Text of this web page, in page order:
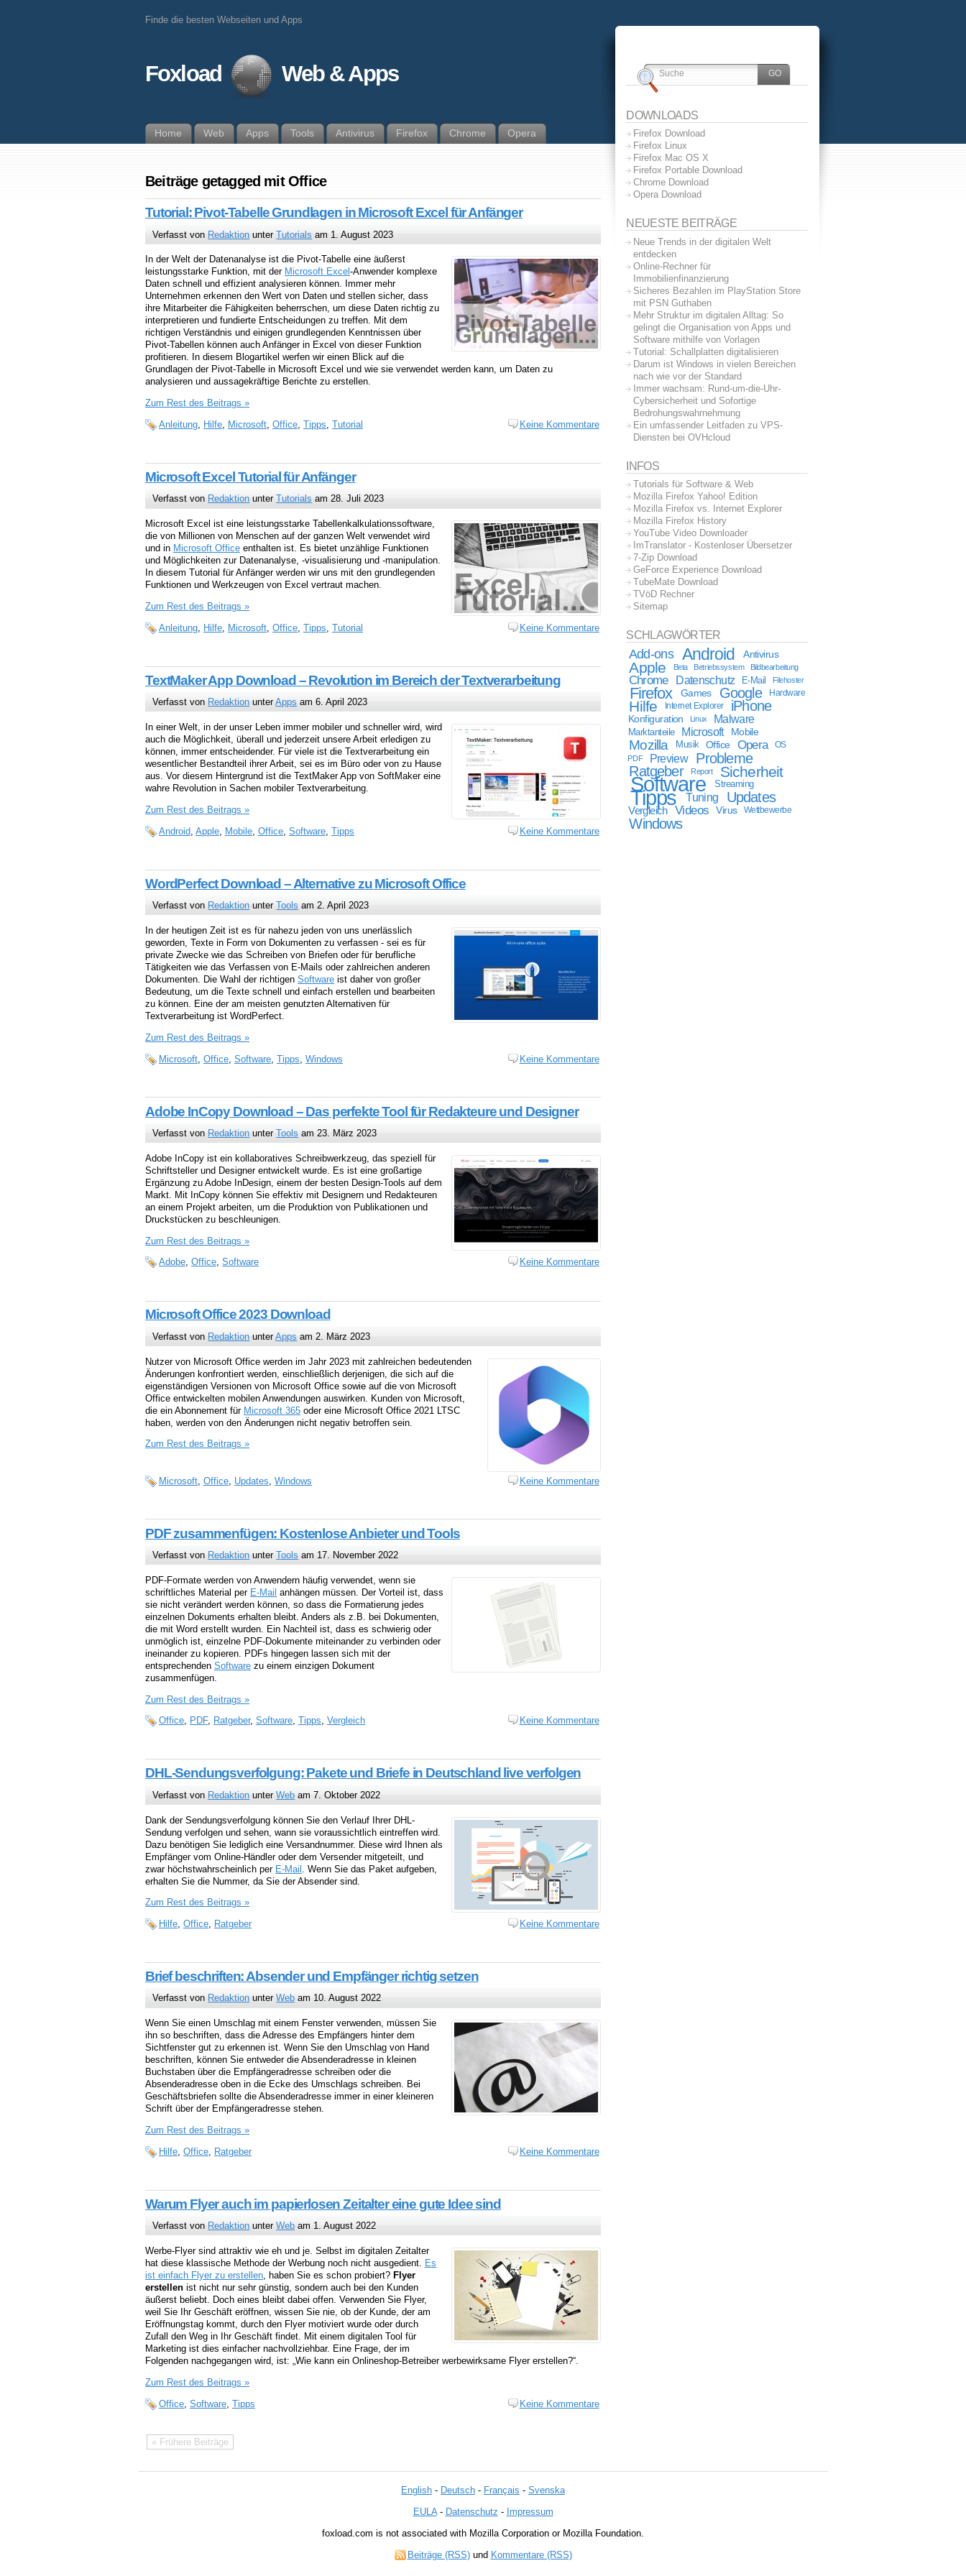
Finde die besten Webseiten und Apps
Foxload Web & Apps
Home Web Apps Tools Antivirus Firefox Chrome Opera
Beiträge getagged mit Office
Tutorial: Pivot-Tabelle Grundlagen in Microsoft Excel für Anfänger
Verfasst von Redaktion unterTutorials am 1. August 2023
In der Welt der Datenanalyse ist die Pivot-Tabelle eine äußerst
leistungsstarke Funktion, mit der Microsoft Excel -Anwender komplexe
Daten schnell und effizient analysieren können. Immer mehr
Unternehmen erkennen den Wert von Daten und stellen sicher, dass
ihre Mitarbeiter die Fähigkeiten beherrschen, um diese Daten richtig zu
interpretieren und fundierte Entscheidungen zu treffen. Mit dem
richtigen Verständnis und einigen grundlegenden Kenntnissen über
Pivot-Tabellen können auch Anfänger in Excel von dieser Funktion
profitieren. In diesem Blogartikel werfen wir einen Blick auf die
Grundlagen der Pivot-Tabelle in Microsoft Excel und wie sie verwendet werden kann, um Daten zu
analysieren und aussagekräftige Berichte zu erstellen.
Zum Rest des Beitrags »
Anleitung, Hilfe, Microsoft, Office, Tipps, Tutorial Keine Kommentare
Microsoft Excel Tutorial für Anfänger
Verfasst von Redaktion unterTutorials am 28. Juli 2023
Microsoft Excel ist eine leistungsstarke Tabellenkalkulationssoftware,
die von Millionen von Menschen auf der ganzen Welt verwendet wird
und in Microsoft Office enthalten ist. Es bietet unzählige Funktionen
und Möglichkeiten zur Datenanalyse, -visualisierung und -manipulation.
In diesem Tutorial für Anfänger werden wir uns mit den grundlegenden
Funktionen und Werkzeugen von Excel vertraut machen.
Zum Rest des Beitrags »
Anleitung
Hilfe Microsoft Office Tipps Tutorial Keine Kommentare
TextMaker App Download – Revolution im Bereich der Textverarbeitung
Verfasst von Redaktion unterApps am 6. April 2023
In einer Welt, in der unser Leben immer mobiler und schneller wird, wird
auch die Möglichkeit, überall und jederzeit unsere Arbeit erledigen zu
können, immer entscheidender. Für viele ist die Textverarbeitung ein
wesentlicher Bestandteil ihrer Arbeit, sei es im Büro oder von zu Hause
aus. Vor diesem Hintergrund ist die TextMaker App von SoftMaker eine
wahre Revolution in Sachen mobiler Textverarbeitung.
Zum Rest des Beitrags »
Android Apple Mobile Office Software Tipps Keine Kommentare
WordPerfect Download – Alternative zu Microsoft Office
Verfasst von Redaktion unterTools am 2. April 2023
In der heutigen Zeit ist es für nahezu jeden von uns unerlässlich
geworden, Texte in Form von Dokumenten zu verfassen - sei es für
private Zwecke wie das Schreiben von Briefen oder für berufliche
Tätigkeiten wie das Verfassen von E-Mails oder zahlreichen anderen
Dokumenten. Die Wahl der richtigen Software ist daher von großer
Bedeutung, um die Texte schnell und einfach erstellen und bearbeiten
zu können. Eine der am meisten genutzten Alternativen für
Textverarbeitung ist WordPerfect.
Zum Rest des Beitrags »
Microsoft Office Software Tipps Windows Keine Kommentare
Adobe InCopy Download – Das perfekte Tool für Redakteure und Designer
Verfasst von Redaktion unterTools am 23. März 2023
Adobe InCopy ist ein kollaboratives Schreibwerkzeug, das speziell für
Schriftsteller und Designer entwickelt wurde. Es ist eine großartige
Ergänzung zu Adobe InDesign, einem der besten Design-Tools auf dem
Markt. Mit InCopy können Sie effektiv mit Designern und Redakteuren
an einem Projekt arbeiten, um die Produktion von Publikationen und
Druckstücken zu beschleunigen.
Zum Rest des Beitrags »
Adobe, Office, Software Keine Kommentare
Microsoft Office 2023 Download
Verfasst von Redaktion unterApps am 2. März 2023
Nutzer von Microsoft Office werden im Jahr 2023 mit zahlreichen bedeutenden
Änderungen konfrontiert werden, einschließlich derjenigen, die sich auf die
eigenständigen Versionen von Microsoft Office sowie auf die von Microsoft
Office entwickelten mobilen Anwendungen auswirken. Kunden von Microsoft,
die ein Abonnement für Microsoft 365 oder eine Microsoft Office 2021 LTSC
haben, werden von den Änderungen nicht negativ betroffen sein.
Zum Rest des Beitrags »
Microsoft Office Updates Windows Keine Kommentare
PDF zusammenfügen: Kostenlose Anbieter und Tools
Verfasst von Redaktion unterTools am 17. November 2022
PDF-Formate werden von Anwendern häufig verwendet, wenn sie
schriftliches Material per E-Mail anhängen müssen. Der Vorteil ist, dass
sie nicht verändert werden können, so dass die Formatierung jedes
einzelnen Dokuments erhalten bleibt. Anders als z.B. bei Dokumenten,
die mit Word erstellt wurden. Ein Nachteil ist, dass es schwierig oder
unmöglich ist, einzelne PDF-Dokumente miteinander zu verbinden oder
ineinander zu kopieren. PDFs hingegen lassen sich mit der
entsprechenden Software zu einem einzigen Dokument
zusammenfügen.
Zum Rest des Beitrags »
Office, PDF, Ratgeber, Software, Tipps, Vergleich Keine Kommentare
DHL-Sendungsverfolgung: Pakete und Briefe in Deutschland live verfolgen
Verfasst von Redaktion unterWeb am 7. Oktober 2022
Dank der Sendungsverfolgung können Sie den Verlauf Ihrer DHL-
Sendung verfolgen und sehen, wann sie voraussichtlich eintreffen wird.
Dazu benötigen Sie lediglich eine Versandnummer. Diese wird Ihnen als
Empfänger vom Online-Händler oder dem Versender mitgeteilt, und
zwar höchstwahrscheinlich per E-Mail . Wenn Sie das Paket aufgeben,
erhalten Sie die Nummer, da Sie der Absender sind.
Zum Rest des Beitrags »
Hilfe, Office, Ratgeber Keine Kommentare
Brief beschriften: Absender und Empfänger richtig setzen
Verfasst von Redaktion unterWeb am 10. August 2022
Wenn Sie einen Umschlag mit einem Fenster verwenden, müssen Sie
ihn so beschriften, dass die Adresse des Empfängers hinter dem
Sichtfenster gut zu erkennen ist. Wenn Sie den Umschlag von Hand
beschriften, können Sie entweder die Absenderadresse in kleinen
Buchstaben über die Empfängeradresse schreiben oder die
Absenderadresse oben in die Ecke des Umschlags schreiben. Bei
Geschäftsbriefen sollte die Absenderadresse immer in einer kleineren
Schrift über der Empfängeradresse stehen.
Zum Rest des Beitrags »
Hilfe Office Ratgeber Keine Kommentare
Warum Flyer auch im papierlosen Zeitalter eine gute Idee sind
Verfasst von Redaktion unterWeb am 1. August 2022
Werbe-Flyer sind attraktiv wie eh und je. Selbst im digitalen Zeitalter
hat diese klassische Methode der Werbung noch nicht ausgedient. Es
ist einfach Flyer zu erstellen, haben Sie es schon probiert? Flyer
erstellen ist nicht nur sehr günstig, sondern auch bei den Kunden
äußerst beliebt. Doch eines bleibt dabei offen. Verwenden Sie Flyer,
weil Sie Ihr Geschäft eröffnen, wissen Sie nie, ob der Kunde, der am
Eröffnungstag kommt, durch den Flyer motiviert wurde oder durch
Zufall den Weg in Ihr Geschäft findet. Mit einem digitalen Tool für
Marketing ist dies einfacher nachvollziehbar. Eine Frage, der im
Folgenden nachgegangen wird, ist: „Wie kann ein Onlineshop-Betreiber werbewirksame Flyer erstellen?“.
Zum Rest des Beitrags »
Office Software Tipps Keine Kommentare
« Frühere Beiträge
DOWNLOADS
Firefox Download
Firefox Linux
Firefox Mac OS X
Firefox Portable Download
Chrome Download
Opera Download
NEUESTE BEITRÄGE
Neue Trends in der digitalen Welt
entdecken
Online-Rechner für
Immobilienfinanzierung
Sicheres Bezahlen im PlayStation Store
mit PSN Guthaben
Mehr Struktur im digitalen Alltag: So
gelingt die Organisation von Apps und
Software mithilfe von Vorlagen
Tutorial: Schallplatten digitalisieren
Darum ist Windows in vielen Bereichen
nach wie vor der Standard
Immer wachsam: Rund-um-die-Uhr-
Cybersicherheit und Sofortige
Bedrohungswahrnehmung
Ein umfassender Leitfaden zu VPS-
Diensten bei OVHcloud
INFOS
Tutorials für Software & Web
Mozilla Firefox Yahoo! Edition
Mozilla Firefox vs. Internet Explorer
Mozilla Firefox History
YouTube Video Downloader
ImTranslator - Kostenloser Übersetzer
7-Zip Download
GeForce Experience Download
TubeMate Download
TVöD Rechner
Sitemap
SCHLAGWÖRTER
Add-ons Android Antivirus
Apple Beta Betriebssystem Bildbearbeitung
Chrome Datenschutz E-Mail Filehoster
Firefox Games Google Hardware
Hilfe Internet Explorer iPhone
Konfiguration Linux Malware
Marktanteile Microsoft Mobile
Mozilla Musik Office Opera
OS
PDF
Preview
Probleme
Ratgeber
Report Sicherheit
Software Streaming
Tipps Tuning Updates
Vergleich Videos Virus Wettbewerbe
Windows
English - Deutsch - Français - Svenska
EULA- Datenschutz - Impressum
foxload.com is not associated with Mozilla Corporation or Mozilla Foundation.
Beiträge (RSS)und Kommentare (RSS)